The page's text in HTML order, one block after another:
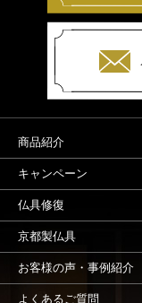
商品紹介
キャンペーン
仏具修復
京都製仏具
お客様の声・事例紹介
よくあるご質問